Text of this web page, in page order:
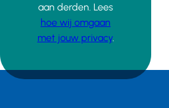
aan derden. Lees
hoe wij omgaan
met jouw privacy.